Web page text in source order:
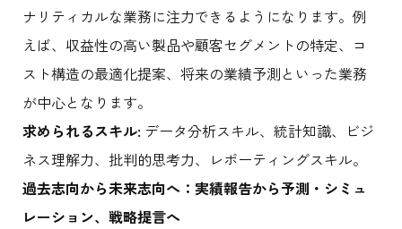
ナリティカルな業務に注力できるようになります。例
えば、収益性の高い製品や顧客セグメントの特定、コ
スト構造の最適化提案、将来の業績予測といった業務
が中心となります。
求められるスキル: データ分析スキル、統計知識、ビジ
ネス理解力、批判的思考力、レポーティングスキル。
過去志向から未来志向へ：実績報告から予測・シミュ
レーション、戦略提言へ